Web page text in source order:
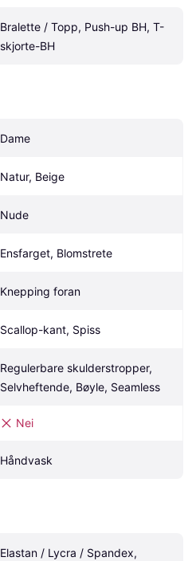
Bralette / Topp, Push-up BH, T-
skjorte-BH
Dame
Natur, Beige
Nude
Ensfarget, Blomstrete
Knepping foran
Scallop-kant, Spiss
Regulerbare skulderstropper,
Selvheftende, Bøyle, Seamless
Nei
Håndvask
Elastan / Lycra / Spandex,